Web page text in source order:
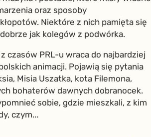
oraz sposoby
Niektóre z nich pamięta się
jak kolegów z podwórka.
czasów PRL-u wraca do najbardziej
animacji. Pojawią się pytania
Misia Uszatka, kota Filemona,
bohaterów dawnych dobranocek.
sobie, gdzie mieszkali, z kim
czym...